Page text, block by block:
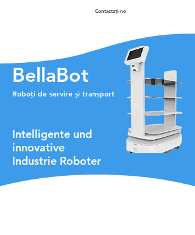
Contactaţi-ne
BellaBot
Roboți de servire și transport
Intelligente und
innovative
Industrie Roboter